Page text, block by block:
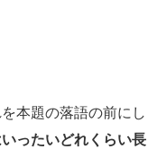
本題の落語の前にし
ったいどれくらい長